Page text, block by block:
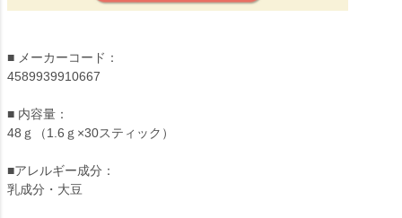
■ メーカーコード：
4589939910667
■ 内容量：
48ｇ（1.6ｇ×30スティック）
■アレルギー成分：
乳成分・大豆